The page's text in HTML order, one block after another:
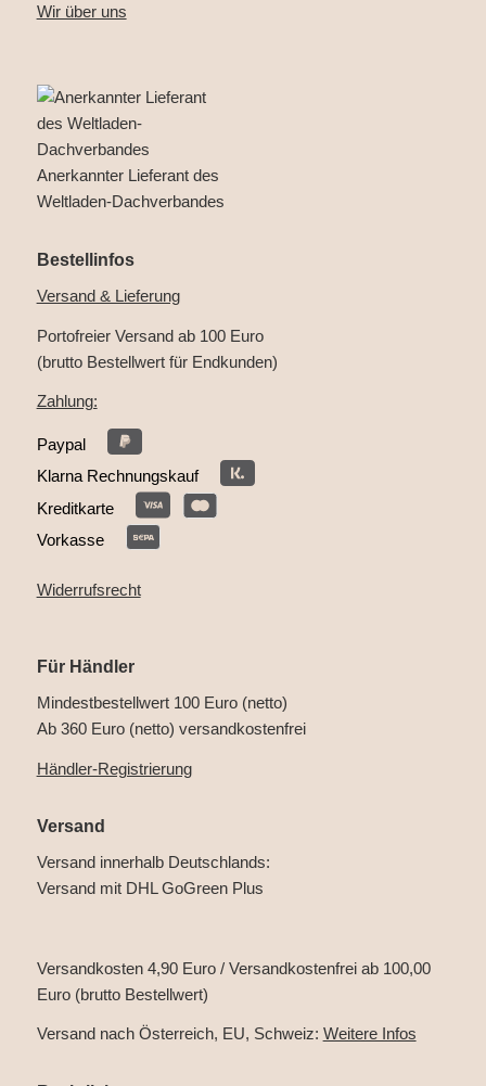
Wir über uns
Anerkannter Lieferant des
Weltladen-Dachverbandes
Bestellinfos
Versand & Lieferung
Portofreier Versand ab 100 Euro
(brutto Bestellwert für Endkunden)
Zahlung:
Paypal
Klarna Rechnungskauf
Kreditkarte
Vorkasse
Widerrufsrecht
Für Händler
Mindestbestellwert 100 Euro (netto)
Ab 360 Euro (netto) versandkostenfrei
Händler-Registrierung
Versand
Versand innerhalb Deutschlands:
Versand mit DHL GoGreen Plus
Versandkosten 4,90 Euro / Versandkostenfrei ab 100,00
Euro (brutto Bestellwert)
Versand nach Österreich, EU, Schweiz: Weitere Infos